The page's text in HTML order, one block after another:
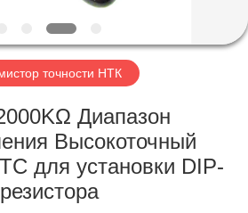
точности НТК
Диапазон
Высокоточный
для установки DIP-
резистора